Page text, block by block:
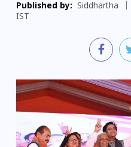
Published by: Siddhartha
IST